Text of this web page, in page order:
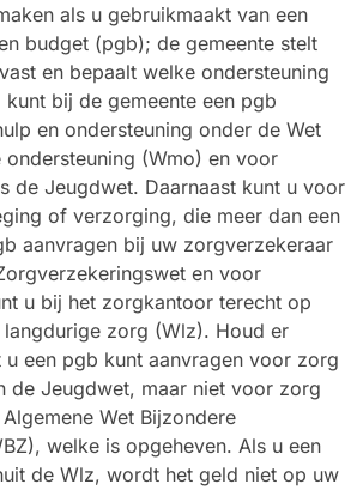
als u gebruikmaakt van een
budget (pgb); de gemeente stelt
en bepaalt welke ondersteuning
bij de gemeente een pgb
en ondersteuning onder de Wet
ondersteuning (Wmo) en voor
de Jeugdwet. Daarnaast kunt u voor
of verzorging, die meer dan een
aanvragen bij uw zorgverzekeraar
en voor
u bij het zorgkantoor terecht op
langdurige zorg (Wlz). Houd er
u een pgb kunt aanvragen voor zorg
de Jeugdwet, maar niet voor zorg
Wet Bijzondere
welke is opgeheven. Als u een
de Wlz, wordt het geld niet op uw